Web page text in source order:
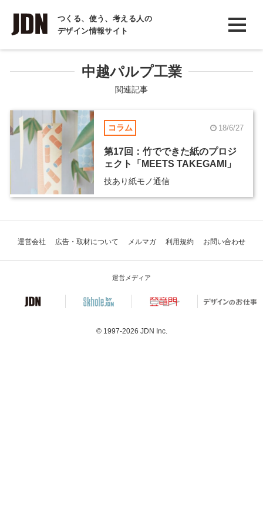
つくる、使う、考える人の
デザイン情報サイト
INTERVIEW
インタビュー
REPORT
COLUMN
コラム
中越パルプ工業
関連記事
コラム 18/6/27
第17回：竹でできた紙のプロジ
ェクト「MEETS TAKEGAMI」
技あり紙モノ通信
運営会社 広告・取材について メルマガ 利用規約 お問い合わせ
運営メディア
© 1997-2026 JDN Inc.